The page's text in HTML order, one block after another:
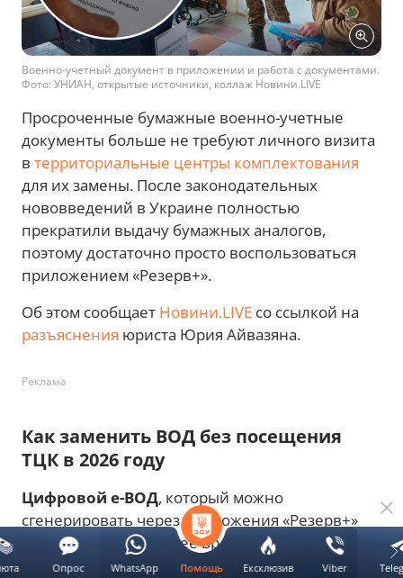
Военно-учетный документ в приложении и работа с документами.
Фото: УНИАН, открытые источники, коллаж Новини.LIVE
Просроченные бумажные военно-учетные
документы больше не требуют личного визита
в территориальные центры комплектования
для их замены. После законодательных
нововведений в Украине полностью
прекратили выдачу бумажных аналогов,
поэтому достаточно просто воспользоваться
приложением «Резерв+».
Об этом сообщает Новини.LIVE со ссылкой на
разъяснения юриста Юрия Айвазяна.
Реклама
Как заменить ВОД без посещения
ТЦК в 2026 году
Цифровой е-ВОД, который можно
сгенерировать через приложения «Резерв+»
или «Дия», в настоящее время
является
полноценной альтернативой устаревшим
Помощь Ексклюзив Viber
Опрос WhatsApp